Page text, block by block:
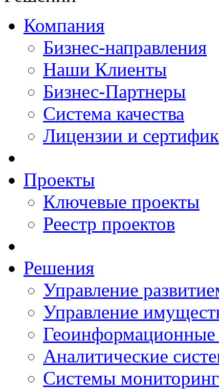
Компания
Бизнес-направления
Наши Клиенты
Бизнес-Партнеры
Система качества
Лицензии и
Проекты
Ключевые проекты
Реестр проектов
Решения
Управление
Управление
Аналитические
Системы